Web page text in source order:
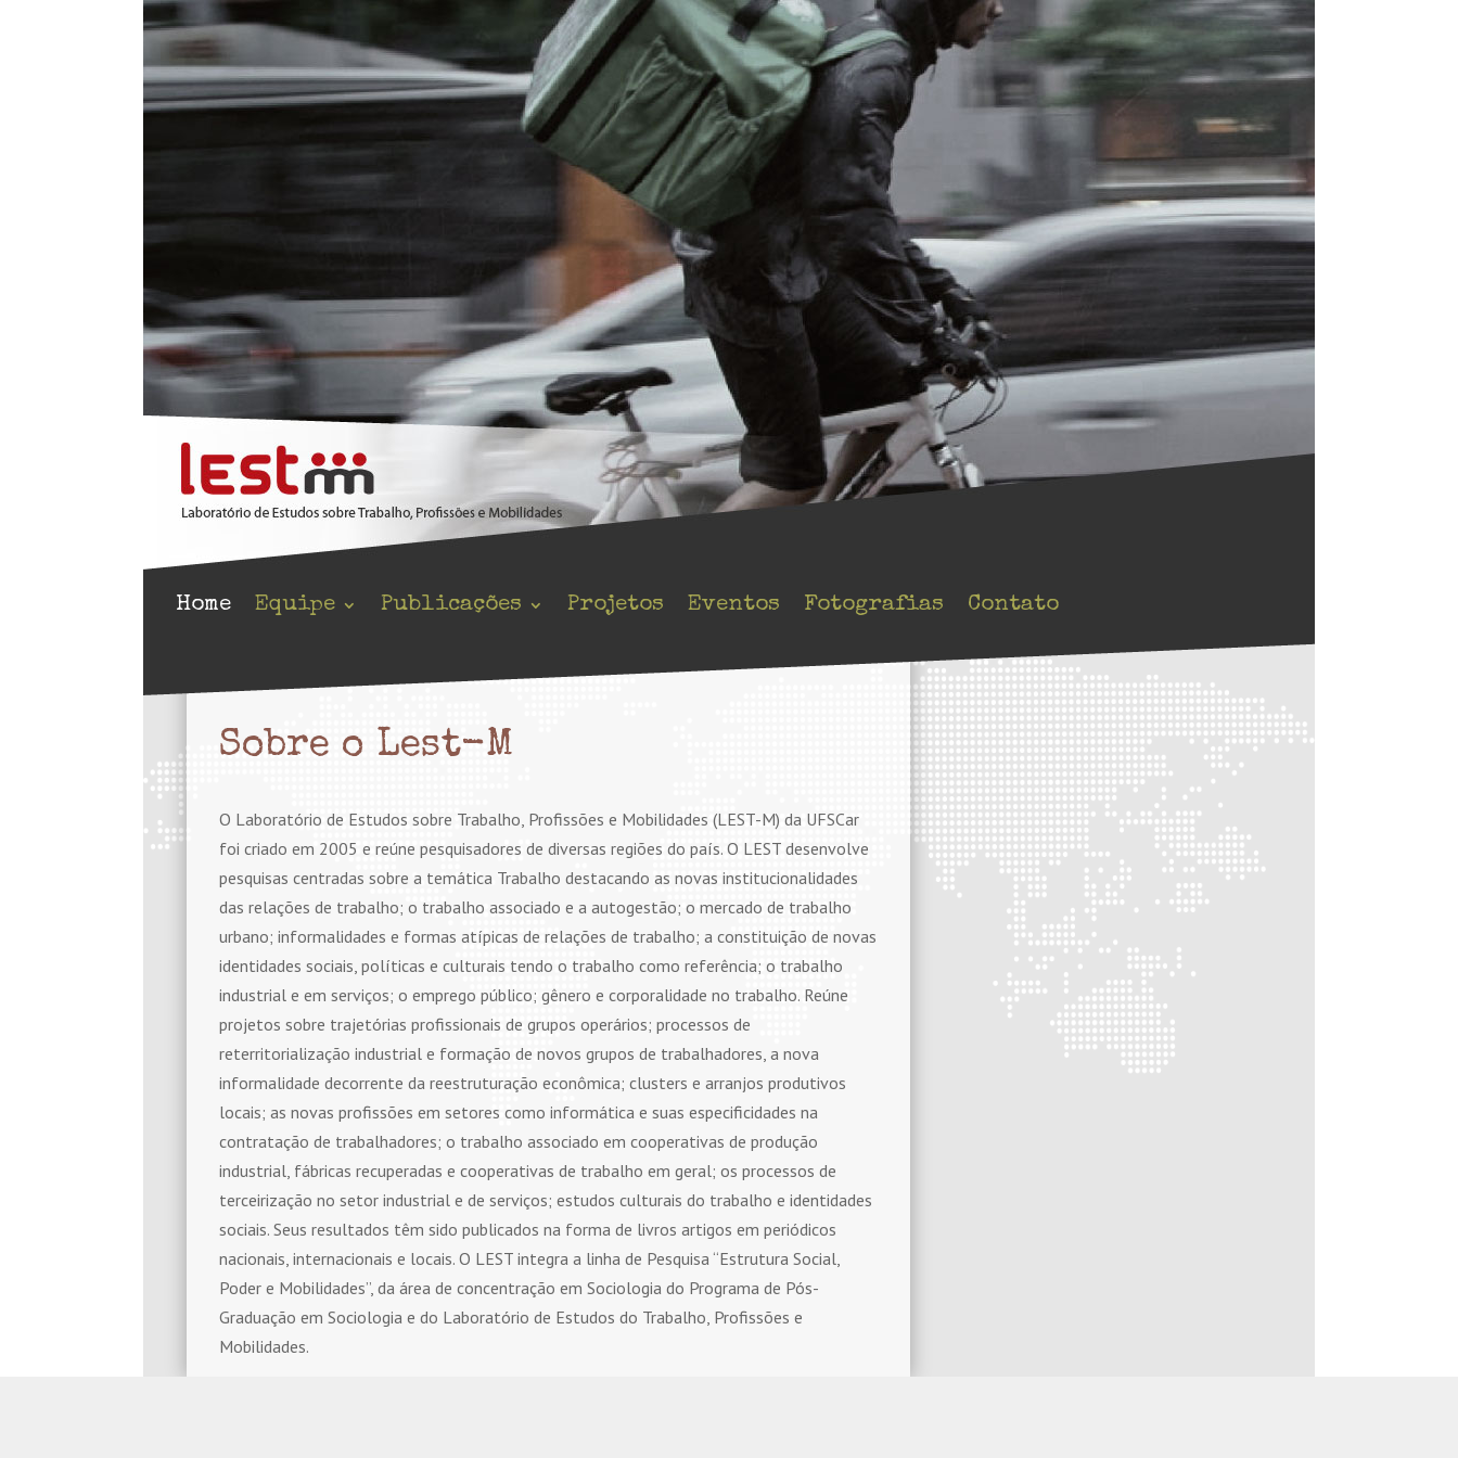
Home Equipe Publicações Projetos Eventos Fotografias Contato
Sobre o Lest-M
O Laboratório de Estudos sobre Trabalho, Profissões e Mobilidades (LEST-M) da UFSCar
foi criado em 2005 e reúne pesquisadores de diversas regiões do país. O LEST desenvolve
pesquisas centradas sobre a temática Trabalho destacando as novas institucionalidades
das relações de trabalho; o trabalho associado e a autogestão; o mercado de trabalho
urbano; informalidades e formas atípicas de relações de trabalho; a constituição de novas
identidades sociais, políticas e culturais tendo o trabalho como referência; o trabalho
industrial e em serviços; o emprego público; gênero e corporalidade no trabalho. Reúne
projetos sobre trajetórias profissionais de grupos operários; processos de
reterritorialização industrial e formação de novos grupos de trabalhadores, a nova
informalidade decorrente da reestruturação econômica; clusters e arranjos produtivos
locais; as novas profissões em setores como informática e suas especificidades na
contratação de trabalhadores; o trabalho associado em cooperativas de produção
industrial, fábricas recuperadas e cooperativas de trabalho em geral; os processos de
terceirização no setor industrial e de serviços; estudos culturais do trabalho e identidades
sociais. Seus resultados têm sido publicados na forma de livros artigos em periódicos
nacionais, internacionais e locais. O LEST integra a linha de Pesquisa “Estrutura Social,
Poder e Mobilidades”, da área de concentração em Sociologia do Programa de Pós-
Graduação em Sociologia e do Laboratório de Estudos do Trabalho, Profissões e
Mobilidades.